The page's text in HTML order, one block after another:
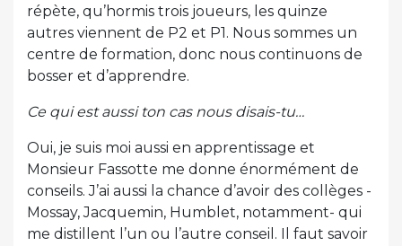
répète, qu’hormis trois joueurs, les quinze
autres viennent de P2 et P1. Nous sommes un
centre de formation, donc nous continuons de
bosser et d’apprendre.
Ce qui est aussi ton cas nous disais-tu…
Oui, je suis moi aussi en apprentissage et
Monsieur Fassotte me donne énormément de
conseils. J’ai aussi la chance d’avoir des collèges -
Mossay, Jacquemin, Humblet, notamment- qui
me distillent l’un ou l’autre conseil. Il faut savoir